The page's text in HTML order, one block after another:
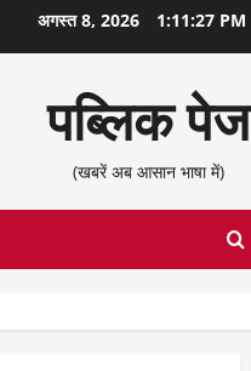
अगस्त 8, 2026 1:11:28 PM
पब्लिक पेज
(खबरें अब आसान भाषा में)